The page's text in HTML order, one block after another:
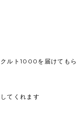
ルト1000を届けてもら
てくれます